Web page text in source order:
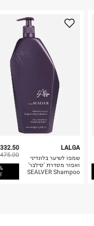
3. מוצרי טיפוח ניתן
בלבד. לא ניתן להחזיר
בית פוקס-רח' החרמון
קריית שדה התעופה
332.50 ₪
475.00 ₪
LALGA
שמפו לשיער בלונדיני
ואפור מסדרת 'סילבר'
SEALVER Shampoo